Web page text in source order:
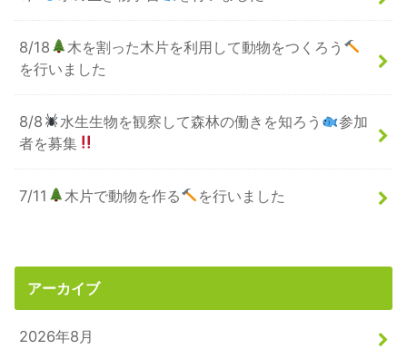
8/18
木を割った木片を利用して動物をつくろう
を行いました
8/8 水生生物を観察して森林の働きを知ろう
参加
者を募集
7/11 木片で動物を作る を行いました
アーカイブ
2026年8月